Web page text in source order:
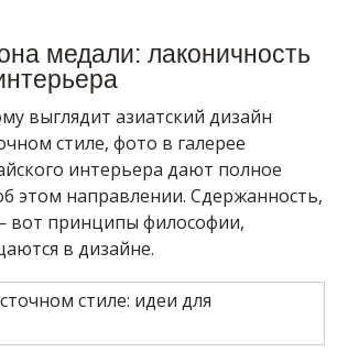
медали: лаконичность
выглядит азиатский дизайн
стиле, фото в галерее
интерьера дают полное
этом направлении. Сдержанность,
вот принципы философии,
в дизайне.